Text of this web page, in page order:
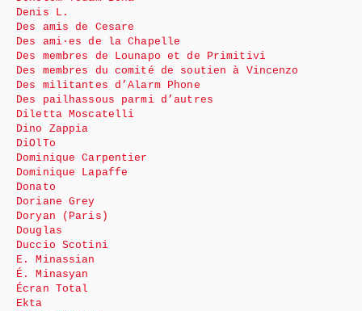
Denis L.
Des amis de Cesare
Des ami·es de la Chapelle
Des membres de Lounapo et de Primitivi
Des membres du comité de soutien à Vincenzo
Des militantes d’Alarm Phone
Des pailhassous parmi d’autres
Diletta Moscatelli
Dino Zappia
DiOlTo
Dominique Carpentier
Dominique Lapaffe
Donato
Doriane Grey
Doryan (Paris)
Douglas
Duccio Scotini
E. Minassian
É. Minasyan
Écran Total
Ekta